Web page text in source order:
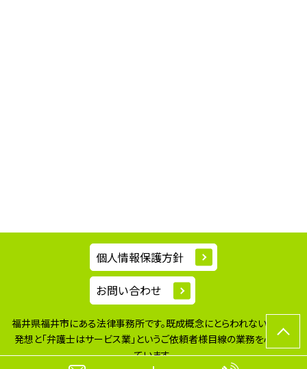
個人情報保護方針
お問い合わせ
福井県福井市にある法律事務所です。既成概念にとらわれない柔軟な
発想と「弁護士はサービス業」というご依頼者様目線の業務を心掛け
ています。